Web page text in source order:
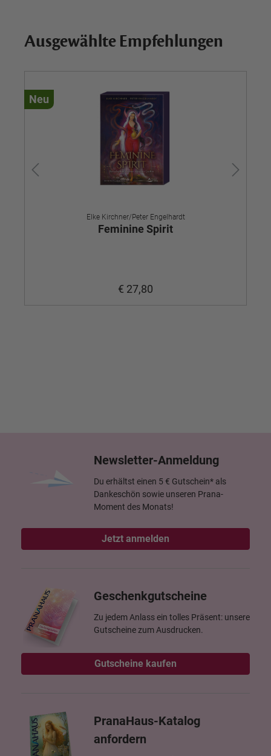
Ausgewählte Empfehlungen
Neu
Elke Kirchner/Peter Engelhardt
Feminine Spirit
€ 27,80
Newsletter-Anmeldung
Du erhältst einen 5 € Gutschein* als
Dankeschön sowie unseren Prana-
Moment des Monats!
Jetzt anmelden
Geschenkgutscheine
Zu jedem Anlass ein tolles Präsent: unsere
Gutscheine zum Ausdrucken.
Gutscheine kaufen
PranaHaus-Katalog
anfordern